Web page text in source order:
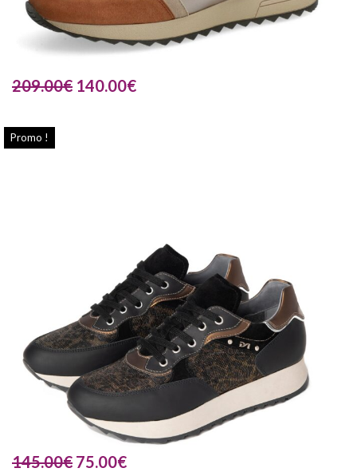
209.00€ 140.00€
Promo !
145.00€ 75.00€